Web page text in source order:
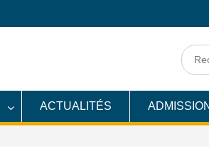
Search
for:
ACTUALITÉS ADMISSION